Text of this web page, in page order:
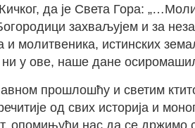
да је Света Гора:
захваљујем и за
молитвеника, истинских
ни у ове, наше дане
прошлошћу и светим
од свих историја и
нас да се држимо